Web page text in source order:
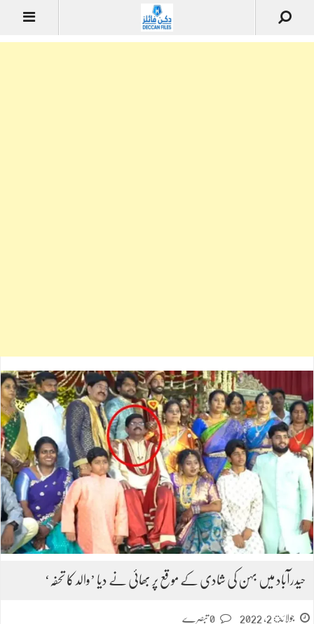
حیدرآباد میں بہن کی شادی کے موقع پر بھائی نے دیا ’والد کا تحفہ‘
جولائ 2, 2022